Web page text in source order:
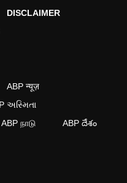
DISCLAIMER
ABP न्यूज़
અસ્મિતા
ABP நாடு ABP దేశం